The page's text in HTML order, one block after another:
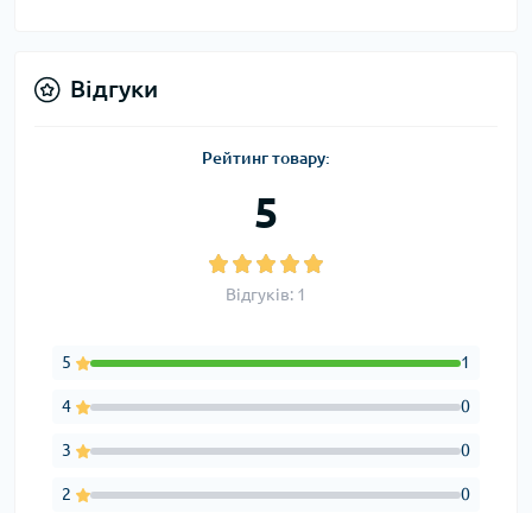
Відгуки
Рейтинг товару:
5
Відгуків: 1
5 1
4 0
3 0
2 0